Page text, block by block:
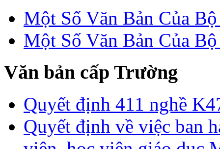
Một Số Văn Bản Của
Một Số Văn Bản Của
Văn bản cấp Trường
Quyết định 411 nghề
Quyết định về việc ban